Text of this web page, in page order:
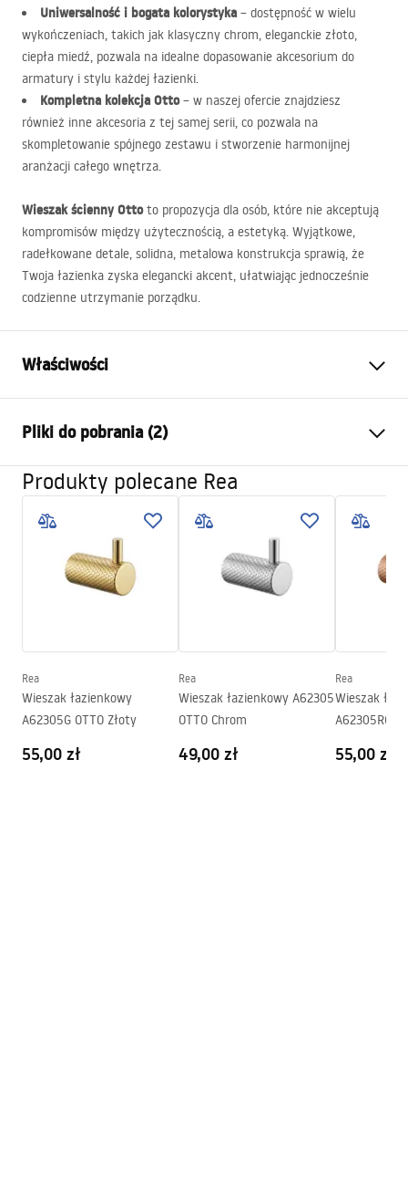
Uniwersalność i bogata kolorystyka – dostępność w wielu
wykończeniach, takich jak klasyczny chrom, eleganckie złoto,
ciepła miedź, pozwala na idealne dopasowanie akcesorium do
armatury i stylu każdej łazienki.
Kompletna kolekcja Otto– w naszej ofercie znajdziesz
również inne akcesoria z tej samej serii, co pozwala na
skompletowanie spójnego zestawu i stworzenie harmonijnej
aranżacji całego wnętrza.
Wieszak ścienny Ottoto propozycja dla osób, które nie akceptują
kompromisów między użytecznością, a estetyką. Wyjątkowe,
radełkowane detale, solidna, metalowa konstrukcja sprawią, że
Twoja łazienka zyska elegancki akcent, ułatwiając jednocześnie
codzienne utrzymanie porządku.
Właściwości
Materiał:
Sposób montażu:
Przykręcany
Szerokość (mm):
23mm
Wysokość (mm):
45
Głębokość (mm):
50mm
Otto
Pliki do pobrania (2)
Warunki gwarancji
Warranty_Terms_and_Conditions_Accessories_-_24.pdf
Informacje o bezpieczeństwie
Safety_Information_Accessories.pdf
Produkty polecane Rea
Rea
Wieszak łazienkowy
A62305G OTTO Złoty
55,00 zł
Rea
Wieszak łazienkowy A62305
OTTO Chrom
49,00 zł
Rea
Wieszak
A62305RG
55,00 zł